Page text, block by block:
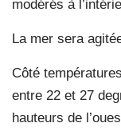
modérés à
La mer sera
Côté
entre 22 et 27
hauteurs de